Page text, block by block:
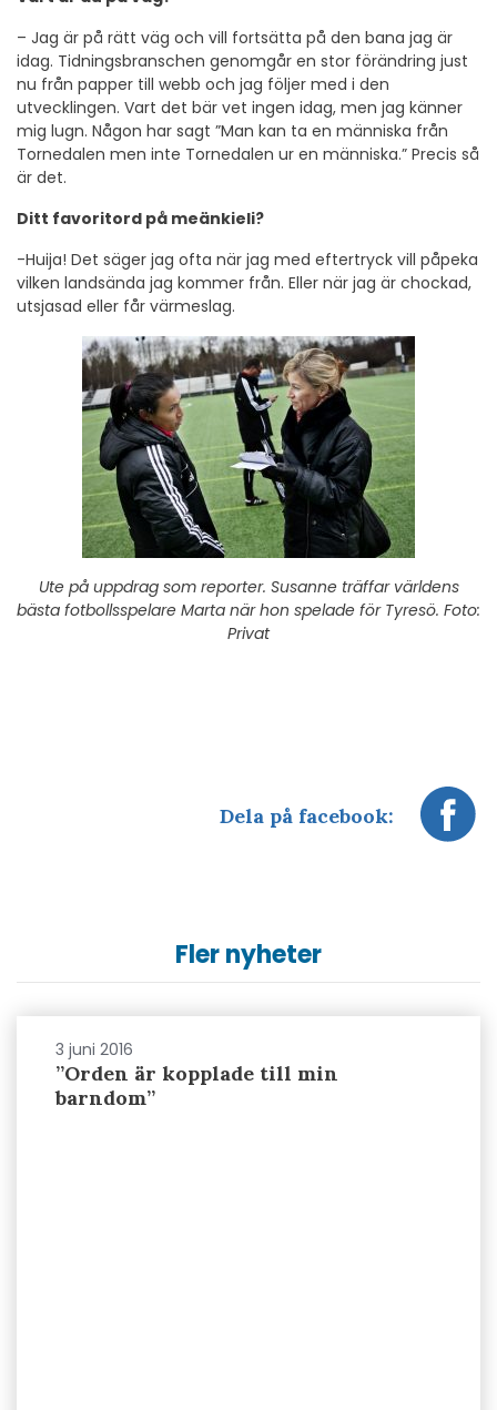
– Jag är på rätt väg och vill fortsätta på den bana jag är
idag. Tidningsbranschen genomgår en stor förändring just
nu från papper till webb och jag följer med i den
utvecklingen. Vart det bär vet ingen idag, men jag känner
mig lugn. Någon har sagt ”Man kan ta en människa från
Tornedalen men inte Tornedalen ur en människa.” Precis så
är det.
Ditt favoritord på meänkieli?
-Huija! Det säger jag ofta när jag med eftertryck vill påpeka
vilken landsända jag kommer från. Eller när jag är chockad,
utsjasad eller får värmeslag.
Ute på uppdrag som reporter. Susanne träffar världens
bästa fotbollsspelare Marta när hon spelade för Tyresö. Foto:
Privat
Dela på facebook:
Fler nyheter
3 juni 2016
”Orden är kopplade till min
barndom”